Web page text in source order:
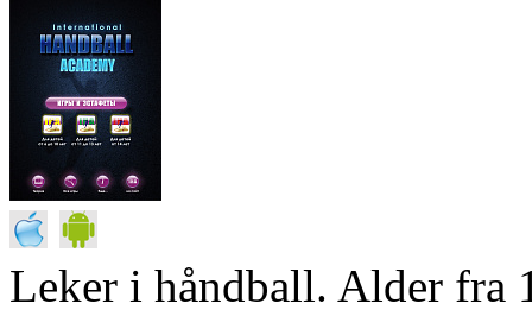
Leker i håndball. Alder fra